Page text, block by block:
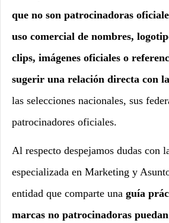
que no son patrocinadoras
uso comercial de nombres,
clips, imágenes oficiales o
sugerir una relación directa con
las selecciones nacionales, sus
patrocinadores oficiales.
Al respecto despejamos dudas con
especializada en Marketing y
entidad que comparte una guía
marcas no patrocinadoras